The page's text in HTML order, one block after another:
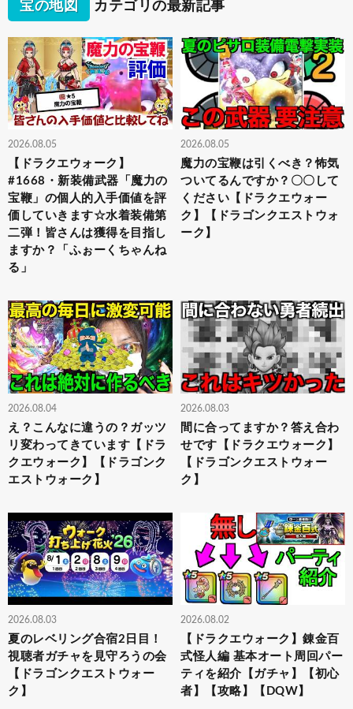
宝の地図 カテゴリの最新記事
2026.08.05
【ドラクエウォーク】
#1668・新装備武器「魔力の
宝鞭」の個人的入手価値を評
価していきます☆水着装備第
二弾！皆さんは獲得を目指し
ますか？「ふぉーくちゃんね
る」
2026.08.05
魔力の宝鞭は引くべき？怖気
ついてるんですか？〇〇して
ください【ドラクエウォー
ク】【ドラゴンクエストウォ
ーク】
2026.08.04
え？こんなに違うの？ガッツ
リ変わってきています【ドラ
クエウォーク】【ドラゴンク
エストウォーク】
2026.08.03
間に合ってますか？答え合わ
せです【ドラクエウォーク】
【ドラゴンクエストウォー
ク】
2026.08.03
夏のレベリング合宿2日目！
視聴者ガチャを見守ろうの会
【ドラゴンクエストウォー
ク】
2026.08.02
【ドラクエウォーク】錬金百
式怪人編 基本オート周回パー
ティを紹介【ガチャ】【初心
者】【攻略】【DQW】